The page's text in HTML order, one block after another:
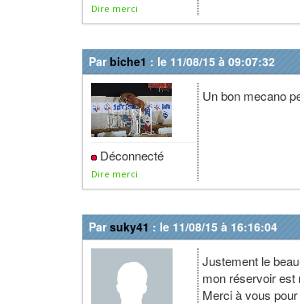
Dire merci
Parbiche1 : le 11/08/15 à 09:07:32
Déconnecté
Dire merci
Un bon mecano
Parsuky41 : le 11/08/15 à 16:16:04
Justement le
mon réservoir est
Merci à vous